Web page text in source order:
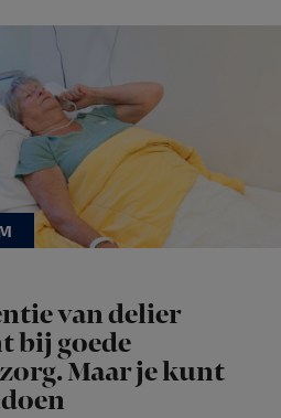
van delier
bij goede
Maar je kunt